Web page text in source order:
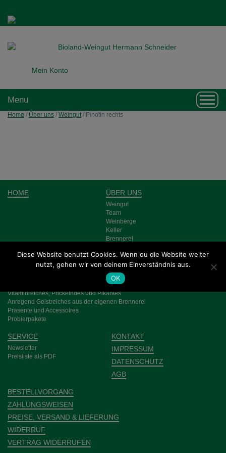
Mein Konto
Menu
Home / Über uns / Weingut / Pinotin rechts
HOME ÜBER UNS
Weingut
Team
Weinberge
Keller
Brennerei
WEIN, SEKT UND CO
Genuss in kleinen Flaschen
Vitamin­reiches, Pri­ckeln­des und Pikantes
Anre­gend Geist­­reich­es aus der eigenen Bren­nerei
Prä­sente und Acces­­soires
Probier­pakete
AKTUELLES
SERVICE
Newsletter
Preisliste als PDF
KONTAKT
IMPRESSUM
DATENSCHUTZ
AGB
BESTELLVORGANG
ZAHLUNGSWEISEN
PREISE, VERSAND & LIEFERUNG
WIDERRUF
VERTRAG WIDERRUFEN
Diese Website benutzt Cookies. Wenn du die Website weiter
nutzt, gehen wir von deinem Einverständnis aus.
OK